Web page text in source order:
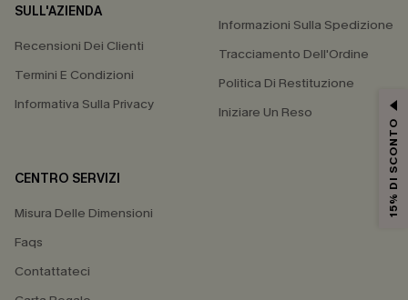
SULL'AZIENDA
Recensioni Dei Clienti
Termini E Condizioni
Informativa Sulla Privacy
Informazioni Sulla Spedizione
Tracciamento Dell'Ordine
Politica Di Restituzione
Iniziare Un Reso
CENTRO SERVIZI
Misura Delle Dimensioni
Faqs
Contattateci
15% DI SCONTO